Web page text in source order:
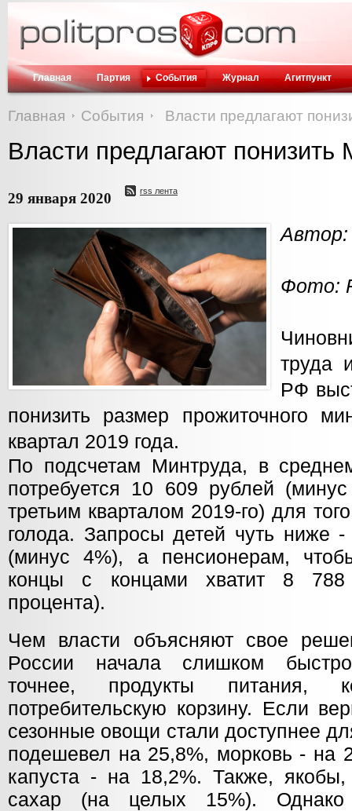
Главная Партия События Журнал Агитпункт
Главная События Власти предлагают
Власти предлагают
29 января 2020 rss лента
Автор:
Фото:
труда
РФ
понизить размер прожиточного
квартал 2019 года.
По подсчетам Минтруда, в
потребуется 10 609 рублей
третьим кварталом 2019-го) для
голода. Запросы детей чуть ниже
(минус 4%), а пенсионерам,
концы с концами хватит 8
процента).
Чем власти объясняют свое
России начала слишком
точнее, продукты питания,
потребительскую корзину. Если
сезонные овощи стали доступнее
подешевел на 25,8%, морковь - на
капуста - на 18,2%. Также,
сахар (на целых 15%).